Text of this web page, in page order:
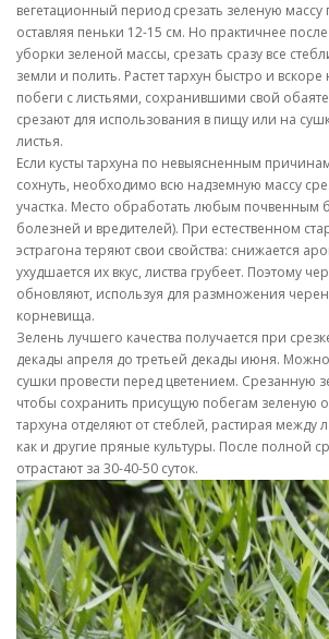
вегетационный период срезать зеленую массу
оставляя пеньки 12-15 см. Но практичнее
уборки зеленой массы, срезать сразу все
земли и полить. Растет тархун быстро и
побеги с листьями, сохранившими свой
срезают для использования в пищу или на
листья.
Если кусты тархуна по невыясненным
сохнуть, необходимо всю надземную массу
участка. Место обработать любым почвенным
болезней и вредителей). При естественном
эстрагона теряют свои свойства: снижается
ухудшается их вкус, листва грубеет. Поэтому
обновляют, используя для размножения
корневища.
Зелень лучшего качества получается при
декады апреля до третьей декады июня.
сушки провести перед цветением. Срезанную
чтобы сохранить присущую побегам зеленую
тархуна отделяют от стеблей, растирая между
как и другие пряные культуры. После полной
отрастают за 30-40-50 суток.